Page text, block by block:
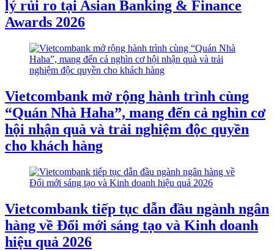
lý rủi ro tại Asian Banking & Finance
Awards 2026
Vietcombank mở rộng hành trình cùng
“Quán Nhà Haha”, mang đến cả nghìn cơ
hội nhận quà và trải nghiệm độc quyền
cho khách hàng
Vietcombank tiếp tục dẫn đầu ngành ngân
hàng về Đổi mới sáng tạo và Kinh doanh
hiệu quả 2026